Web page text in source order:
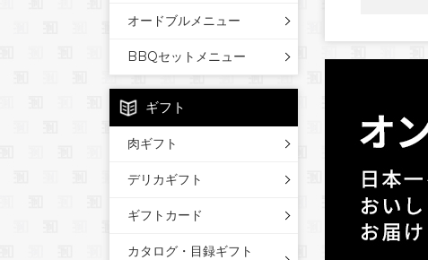
オードブルメニュー
BBQセットメニュー
ギフト
肉ギフト
デリカギフト
ギフトカード
カタログ・目録ギフト